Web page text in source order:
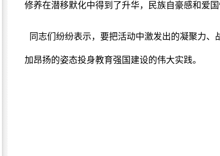
修养在潜移默化中得到了升华，民族自豪感和爱
同志们纷纷表示，要把活动中激发出的凝聚力
加昂扬的姿态投身教育强国建设的伟大实践。